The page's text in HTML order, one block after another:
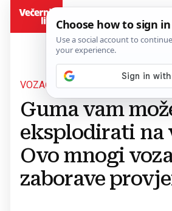
VOZAČI OPREZ
Guma vam
eksplodirati na
Ovo mnogi
zaborave